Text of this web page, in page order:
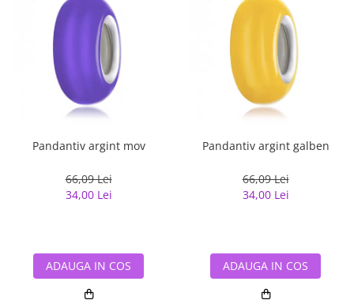
Pandantiv argint mov
66,09 Lei
34,00 Lei
ADAUGA IN COS
Pandantiv argint galben
66,09 Lei
34,00 Lei
ADAUGA IN COS